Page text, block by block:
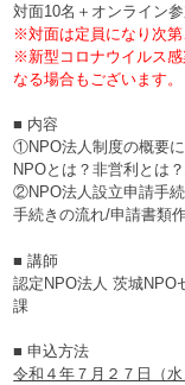
対面10名＋オンライン
※対面は定員になり次第
※新型コロナウイルス感
なる場合もございます。
■ 内容
①NPO法人制度の概要
NPOとは？非営利とは
②NPO法人設立申請手
手続きの流れ/申請書類
■ 講師
認定NPO法人 茨城NPO
課
■ 申込方法
令和４年７月２７日（水